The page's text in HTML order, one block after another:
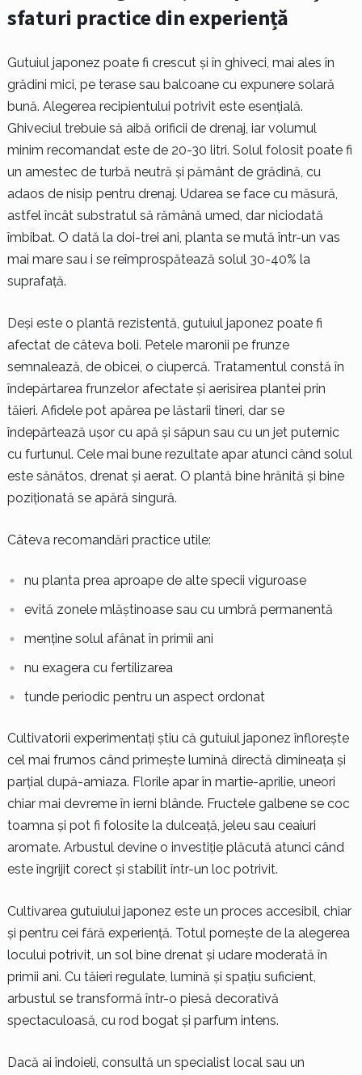
sfaturi practice din experiență
Gutuiul japonez poate fi crescut și în ghiveci, mai ales în
grădini mici, pe terase sau balcoane cu expunere solară
bună. Alegerea recipientului potrivit este esențială.
Ghiveciul trebuie să aibă orificii de drenaj, iar volumul
minim recomandat este de 20-30 litri. Solul folosit poate fi
un amestec de turbă neutră și pământ de grădină, cu
adaos de nisip pentru drenaj. Udarea se face cu măsură,
astfel încât substratul să rămână umed, dar niciodată
îmbibat. O dată la doi-trei ani, planta se mută într-un vas
mai mare sau i se reîmprospătează solul 30-40% la
suprafață.
Deși este o plantă rezistentă, gutuiul japonez poate fi
afectat de câteva boli. Petele maronii pe frunze
semnalează, de obicei, o ciupercă. Tratamentul constă în
îndepărtarea frunzelor afectate și aerisirea plantei prin
tăieri. Afidele pot apărea pe lăstarii tineri, dar se
îndepărtează ușor cu apă și săpun sau cu un jet puternic
cu furtunul. Cele mai bune rezultate apar atunci când solul
este sănătos, drenat și aerat. O plantă bine hrănită și bine
poziționată se apără singură.
Câteva recomandări practice utile:
nu planta prea aproape de alte specii viguroase
evită zonele mlăștinoase sau cu umbră permanentă
menține solul afânat în primii ani
nu exagera cu fertilizarea
tunde periodic pentru un aspect ordonat
Cultivatorii experimentați știu că gutuiul japonez înflorește
cel mai frumos când primește lumină directă dimineața și
parțial după-amiaza. Florile apar în martie-aprilie, uneori
chiar mai devreme în ierni blânde. Fructele galbene se coc
toamna și pot fi folosite la dulceață, jeleu sau ceaiuri
aromate. Arbustul devine o investiție plăcută atunci când
este îngrijit corect și stabilit într-un loc potrivit.
Cultivarea gutuiului japonez este un proces accesibil, chiar
și pentru cei fără experiență. Totul pornește de la alegerea
locului potrivit, un sol bine drenat și udare moderată în
primii ani. Cu tăieri regulate, lumină și spațiu suficient,
arbustul se transformă într-o piesă decorativă
spectaculoasă, cu rod bogat și parfum intens.
Dacă ai îndoieli, consultă un specialist local sau un